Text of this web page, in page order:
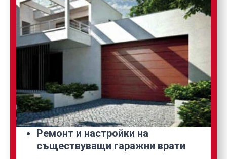
Ремонт и настройки на
съществуващи гаражни врати